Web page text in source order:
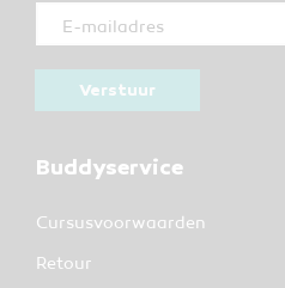
Verstuur
Buddyservice
Cursusvoorwaarden
Retour